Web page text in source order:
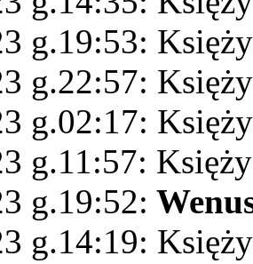
g.19:53:
g.22:57:
g.02:17:
g.11:57:
g.19:52:
g.14:19: